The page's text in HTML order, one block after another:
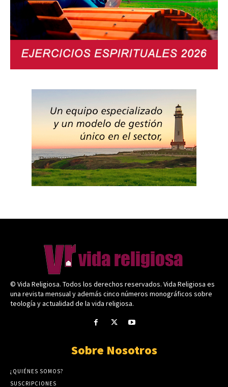
© Vida Religiosa. Todos los derechos reservados. Vida Religiosa es
una revista mensual y además cinco números monográficos sobre
teología y actualidad de la vida religiosa.
Sobre Nosotros
¿QUIÉNES SOMOS?
SUSCRIPCIONES